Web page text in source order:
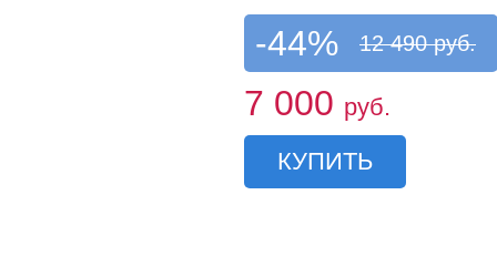
-44% 12 490 руб.
7 000 руб.
КУПИТЬ